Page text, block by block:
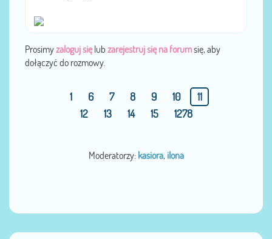
Prosimyzaloguj sięlub zarejestruj się na forumsię, aby
dołączyć do rozmowy.
1 6 7 8 9 10
11
12
13 14 15 1278
Moderatorzy: kasiora, ilona